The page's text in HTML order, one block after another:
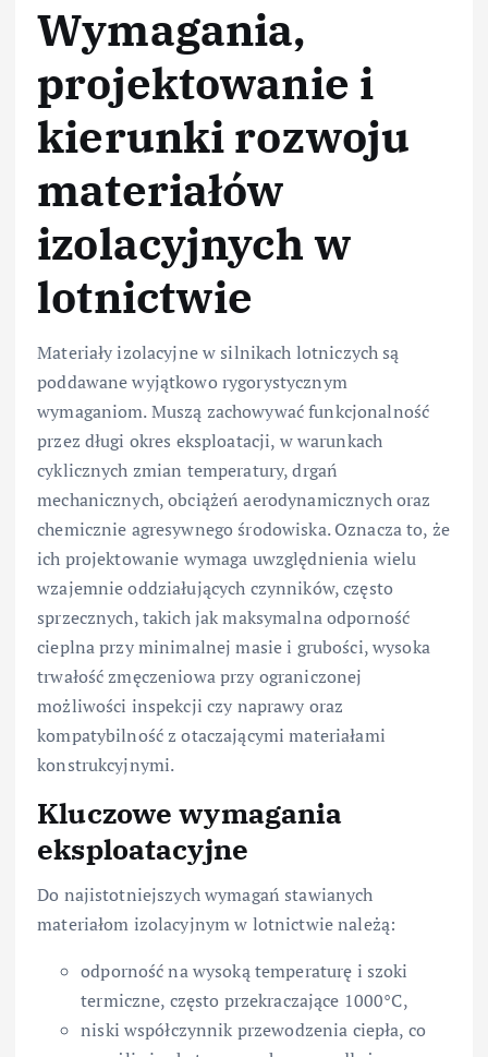
Wymagania,
projektowanie i
kierunki rozwoju
materiałów
izolacyjnych w
lotnictwie
Materiały izolacyjne w silnikach lotniczych są
poddawane wyjątkowo rygorystycznym
wymaganiom. Muszą zachowywać funkcjonalność
przez długi okres eksploatacji, w warunkach
cyklicznych zmian temperatury, drgań
mechanicznych, obciążeń aerodynamicznych oraz
chemicznie agresywnego środowiska. Oznacza to, że
ich projektowanie wymaga uwzględnienia wielu
wzajemnie oddziałujących czynników, często
sprzecznych, takich jak maksymalna odporność
cieplna przy minimalnej masie i grubości, wysoka
trwałość zmęczeniowa przy ograniczonej
możliwości inspekcji czy naprawy oraz
kompatybilność z otaczającymi materiałami
konstrukcyjnymi.
Kluczowe wymagania
eksploatacyjne
Do najistotniejszych wymagań stawianych
materiałom izolacyjnym w lotnictwie należą:
odporność na wysoką temperaturę i szoki
termiczne, często przekraczające 1000°C,
niski współczynnik przewodzenia ciepła, co